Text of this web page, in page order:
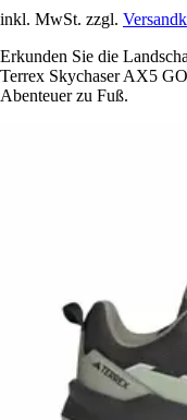
inkl. MwSt. zzgl.
Erkunden Sie die
Terrex Skychaser AX5
Abenteuer zu Fuß.